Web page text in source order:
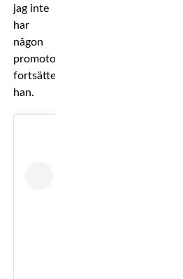
jag inte
har
någon
promotor,
fortsätter
han.